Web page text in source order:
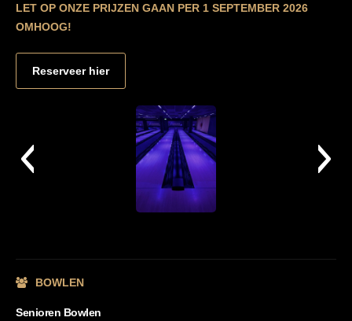
LET OP ONZE PRIJZEN GAAN PER 1 SEPTEMBER 2026
OMHOOG!
Reserveer hier
BOWLEN
Senioren Bowlen